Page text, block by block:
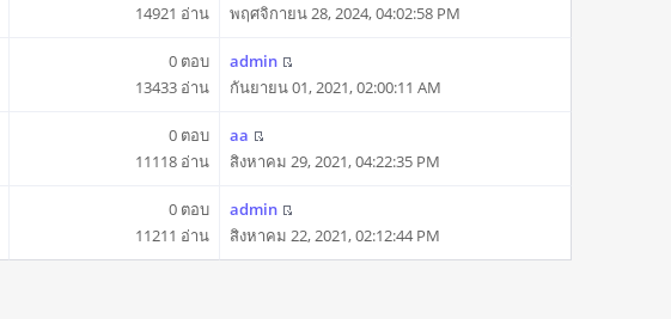
14921 อ่าน
พฤศจิกายน 28, 2024, 04:02:58 PM
0 ตอบ
13433 อ่าน
admin
กันยายน 01, 2021, 02:00:11 AM
0 ตอบ
11118 อ่าน
aa
สิงหาคม 29, 2021, 04:22:35 PM
0 ตอบ
11211 อ่าน
admin
สิงหาคม 22, 2021, 02:12:44 PM